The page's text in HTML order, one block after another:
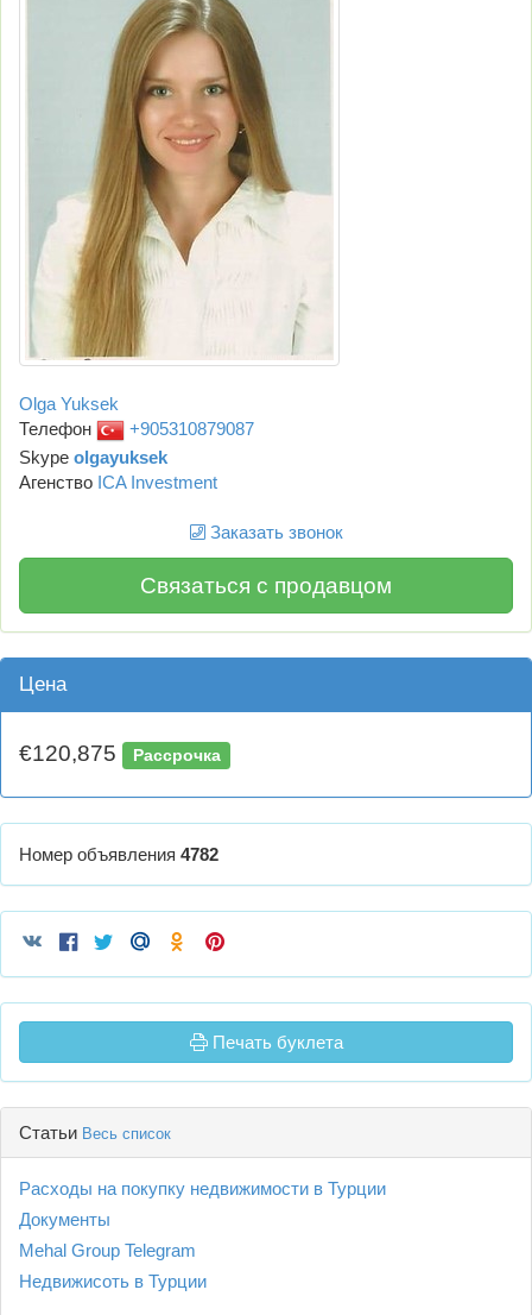
Olga Yuksek
Телефон
+905310879087
Skype olgayuksek
Агенство ICA Investment
Заказать звонок
Связаться с продавцом
Цена
€120,875 Рассрочка
Номер объявления 4782
Печать буклета
Статьи Весь список
Расходы на покупку недвижимости в Турции
Документы
Mehal Group Telegram
Недвижисоть в Турции